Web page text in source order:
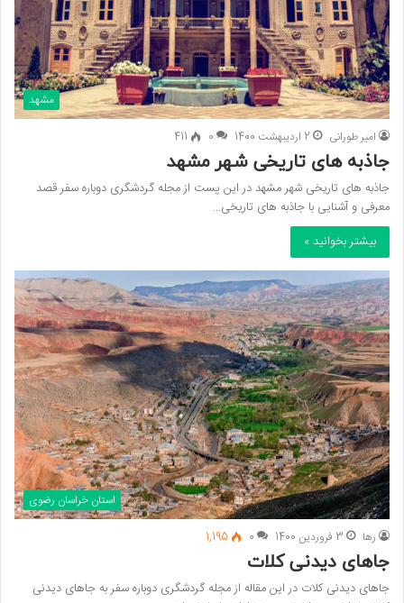
مشهد
امیر طورانی 2 اردیبهشت 1400 0
411
جاذبه های تاریخی شهر مشهد
جاذبه های تاریخی شهر مشهد در این پست از مجله گردشگری دوباره سفر قصد
معرفی و آشنایی با جاذبه های تاریخی…
بیشتر بخوانید »
استان خراسان رضوی
رها 3 فروردین 1400 0
1,195
جاهای دیدنی کلات
جاهای دیدنی کلات در این مقاله از مجله گردشگری دوباره سفر به جاهای دیدنی